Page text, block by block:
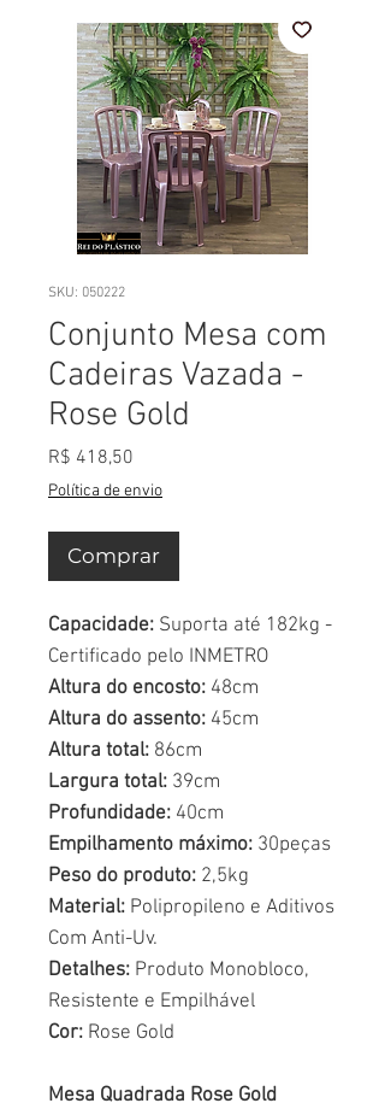
SKU: 050222
Conjunto Mesa com
Cadeiras Vazada -
Rose Gold
R$ 418,50
Política de envio
Comprar
Capacidade: Suporta até 182kg -
Certificado pelo INMETRO
Altura do encosto: 48cm
Altura do assento: 45cm
Altura total: 86cm
Largura total: 39cm
Profundidade: 40cm
Empilhamento máximo: 30peças
Peso do produto: 2,5kg
Material: Polipropileno e Aditivos
Com Anti-Uv.
Detalhes: Produto Monobloco,
Resistente e Empilhável
Cor: Rose Gold
Mesa Quadrada Rose Gold